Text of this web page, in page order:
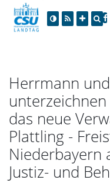
Herrmann
das neue
Plattling -
Niederbayern
Justiz- und